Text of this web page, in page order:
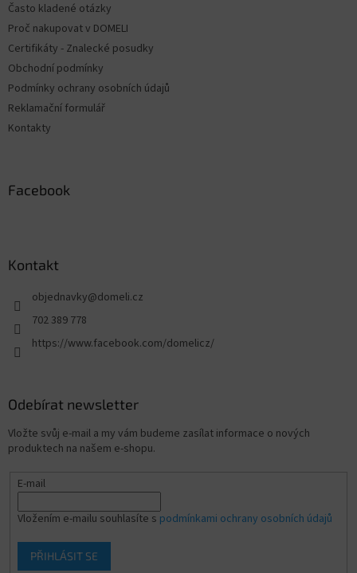
Často kladené otázky
Proč nakupovat v DOMELI
Certifikáty - Znalecké posudky
Obchodní podmínky
Podmínky ochrany osobních údajů
Reklamační formulář
Kontakty
Facebook
Kontakt
objednavky@domeli.cz
702 389 778
https://www.facebook.com/domelicz/
Odebírat newsletter
Vložte svůj e-mail a my vám budeme zasílat informace o nových
produktech na našem e-shopu.
E-mail
Vložením e-mailu souhlasíte s podmínkami ochrany osobních údajů
PŘIHLÁSIT SE